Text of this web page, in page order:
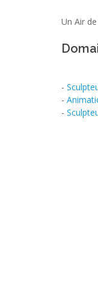
Un Air
-
-
-